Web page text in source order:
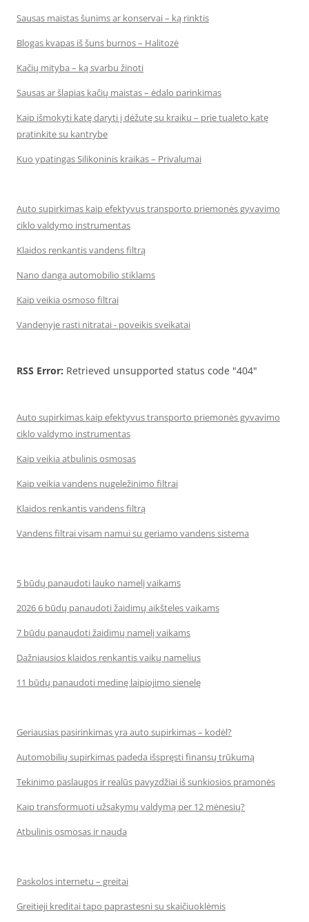
Sausas maistas šunims ar konservai – ką rinktis
Blogas kvapas iš šuns burnos – Halitozė
Kačių mityba – ką svarbu žinoti
Sausas ar šlapias kačių maistas – ėdalo parinkimas
Kaip išmokyti katę daryti į dėžutę su kraiku – prie tualeto katę
pratinkite su kantrybe
Kuo ypatingas Silikoninis kraikas – Privalumai
Auto supirkimas kaip efektyvus transporto priemonės gyvavimo
ciklo valdymo instrumentas
Klaidos renkantis vandens filtrą
Nano danga automobilio stiklams
Kaip veikia osmoso filtrai
Vandenyje rasti nitratai - poveikis sveikatai
RSS Error: Retrieved unsupported status code "404"
Auto supirkimas kaip efektyvus transporto priemonės gyvavimo
ciklo valdymo instrumentas
Kaip veikia atbulinis osmosas
Kaip veikia vandens nugeležinimo filtrai
Klaidos renkantis vandens filtrą
Vandens filtrai visam namui su geriamo vandens sistema
5 būdų panaudoti lauko namelį vaikams
2026 6 būdų panaudoti žaidimų aikšteles vaikams
7 būdų panaudoti žaidimų namelį vaikams
Dažniausios klaidos renkantis vaikų namelius
11 būdų panaudoti medinę laipiojimo sienelę
Geriausias pasirinkimas yra auto supirkimas – kodėl?
Automobilių supirkimas padeda išspręsti finansų trūkumą
Tekinimo paslaugos ir realūs pavyzdžiai iš sunkiosios pramonės
Kaip transformuoti užsakymų valdymą per 12 mėnesių?
Atbulinis osmosas ir nauda
Paskolos internetu – greitai
Greitieji kreditai tapo paprastesni su skaičiuoklėmis